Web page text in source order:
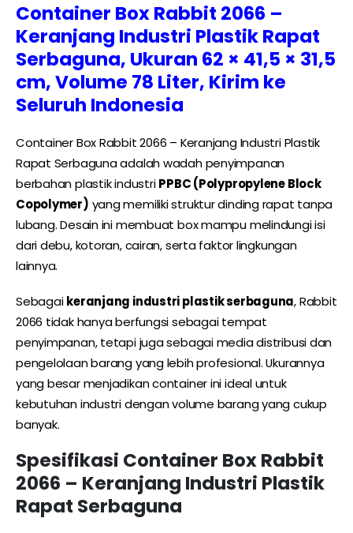
Container Box Rabbit 2066 –
Keranjang Industri Plastik Rapat
Serbaguna, Ukuran 62 × 41,5 × 31,5
cm, Volume 78 Liter, Kirim ke
Seluruh Indonesia
Container Box Rabbit 2066 – Keranjang Industri Plastik
Rapat Serbaguna adalah wadah penyimpanan
berbahan plastik industriPPBC (Polypropylene Block
Copolymer) yang memiliki struktur dinding rapat tanpa
lubang. Desain ini membuat box mampu melindungi isi
dari debu, kotoran, cairan, serta faktor lingkungan
lainnya.
Sebagaikeranjang industri plastik serbaguna, Rabbit
2066 tidak hanya berfungsi sebagai tempat
penyimpanan, tetapi juga sebagai media distribusi dan
pengelolaan barang yang lebih profesional. Ukurannya
yang besar menjadikan container ini ideal untuk
kebutuhan industri dengan volume barang yang cukup
banyak.
Spesifikasi Container Box Rabbit
2066 – Keranjang Industri Plastik
Rapat Serbaguna